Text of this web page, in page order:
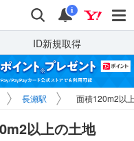
検索 通知
i
ID新規取得
長瀬駅 面積120m2以
以上の土地